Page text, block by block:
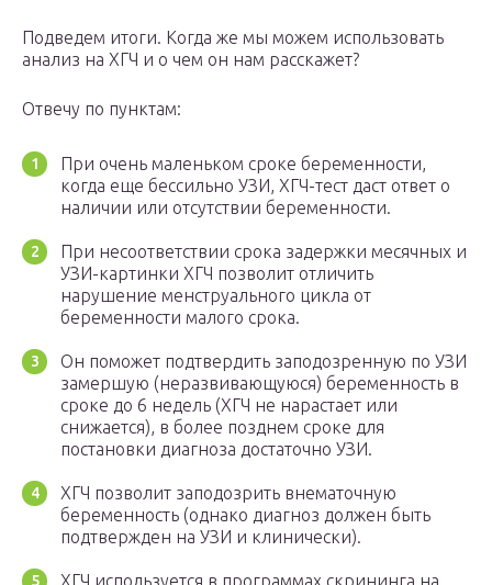
Подведем итоги. Когда же мы можем использовать
анализ на ХГЧ и о чем он нам расскажет?
Отвечу по пунктам:
При очень маленьком сроке беременности,
когда еще бессильно УЗИ, ХГЧ-тест даст ответ о
наличии или отсутствии беременности.
При несоответствии срока задержки месячных и
УЗИ-картинки ХГЧ позволит отличить
нарушение менструального цикла от
беременности малого срока.
Он поможет подтвердить заподозренную по УЗИ
замершую (неразвивающуюся) беременность в
сроке до 6 недель (ХГЧ не нарастает или
снижается), в более позднем сроке для
постановки диагноза достаточно УЗИ.
ХГЧ позволит заподозрить внематочную
беременность (однако диагноз должен быть
подтвержден на УЗИ и клинически).
ХГЧ используется в программах скрининга на